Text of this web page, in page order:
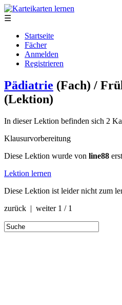
☰
Startseite
Fächer
Anmelden
Registrieren
Pädiatrie (Fach) /
(Lektion)
In dieser Lektion befinden sich 2
Klausurvorbereitung
Diese Lektion wurde von line88
Lektion lernen
Diese Lektion ist leider nicht zum
zurück | weiter 1 / 1